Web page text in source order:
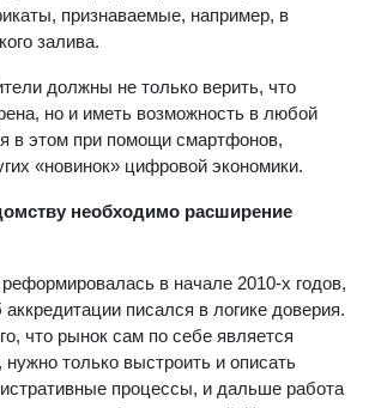
признаваемые, например, в
залива.
должны не только верить, что
но и иметь возможность в любой
в этом при помощи смартфонов,
«новинок» цифровой экономики.
необходимо расширение
в начале 2010-х годов,
писался в логике доверия.
что рынок сам по себе является
только выстроить и описать
процессы, и дальше работа